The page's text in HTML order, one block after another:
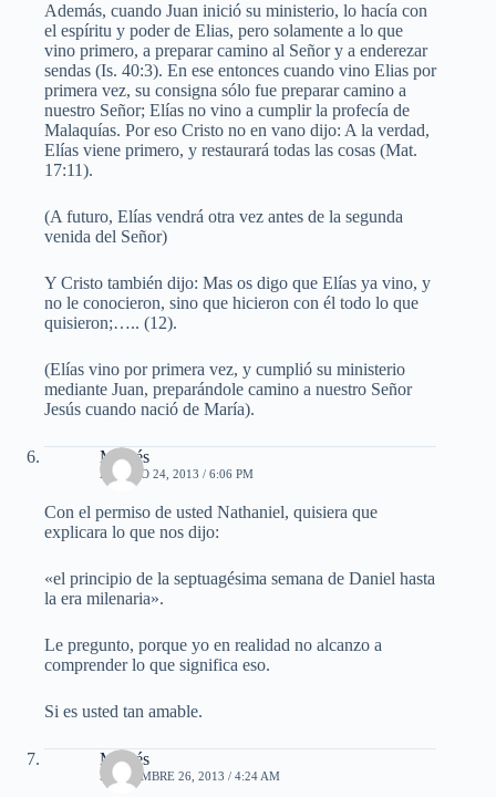
Además, cuando Juan inició su ministerio, lo hacía con
el espíritu y poder de Elias, pero solamente a lo que
vino primero, a preparar camino al Señor y a enderezar
sendas (Is. 40:3). En ese entonces cuando vino Elias por
primera vez, su consigna sólo fue preparar camino a
nuestro Señor; Elías no vino a cumplir la profecía de
Malaquías. Por eso Cristo no en vano dijo: A la verdad,
Elías viene primero, y restaurará todas las cosas (Mat.
17:11).
(A futuro, Elías vendrá otra vez antes de la segunda
venida del Señor)
Y Cristo también dijo: Mas os digo que Elías ya vino, y
no le conocieron, sino que hicieron con él todo lo que
quisieron;….. (12).
(Elías vino por primera vez, y cumplió su ministerio
mediante Juan, preparándole camino a nuestro Señor
Jesús cuando nació de María).
Moisés
AGOSTO 24, 2013 / 6:06 PM
Con el permiso de usted Nathaniel, quisiera que
explicara lo que nos dijo:
«el principio de la septuagésima semana de Daniel hasta
la era milenaria».
Le pregunto, porque yo en realidad no alcanzo a
comprender lo que significa eso.
Si es usted tan amable.
Moisés
SEPTIEMBRE 26, 2013 / 4:24 AM